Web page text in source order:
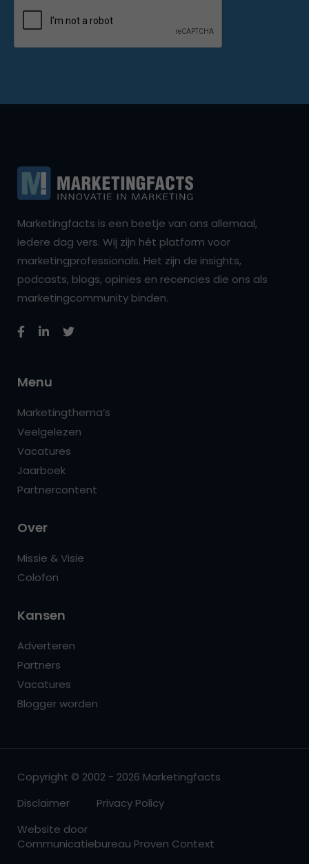
Marketingfacts is een beetje van ons allemaal,
iedere dag vers. Wij zijn hét platform voor
marketingprofessionals. Het zijn de insights,
podcasts, blogs, opinies en recencies die ons als
marketingcommunity binden.
Menu
Marketingthema’s
Veelgelezen
Vacatures
Jaarboek
Partnercontent
Over
Missie & Visie
Colofon
Kansen
Adverteren
Partners
Vacatures
Blogger worden
Copyright © 2002 - 2026 Marketingfacts
Disclaimer
Privacy Policy
Website door
Communicatiebureau Proven Context